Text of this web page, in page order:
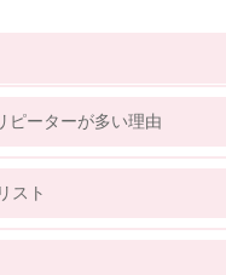
ｃｍ inches
月~
ピーターが多い理由
スト